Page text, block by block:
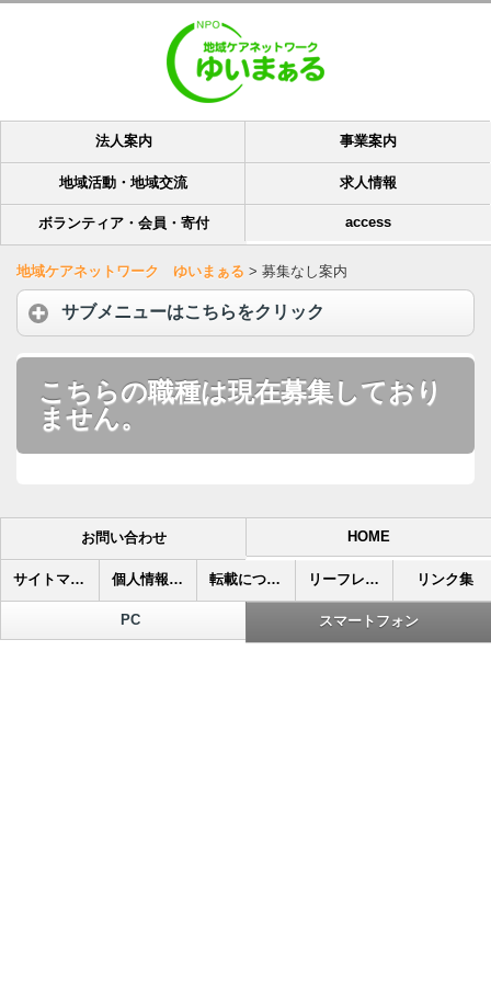
法人案内 事業案内
地域活動・地域交流 求人情報
ボランティア・会員・寄付 access
地域ケアネットワーク ゆいまぁる > 募集なし案内
サブメニューはこちらをクリック
こちらの職種は現在募集しており
ません。
お問い合わせ HOME
サイトマップ 個人情報保護について 転載について リーフレット リンク集
PC スマートフォン